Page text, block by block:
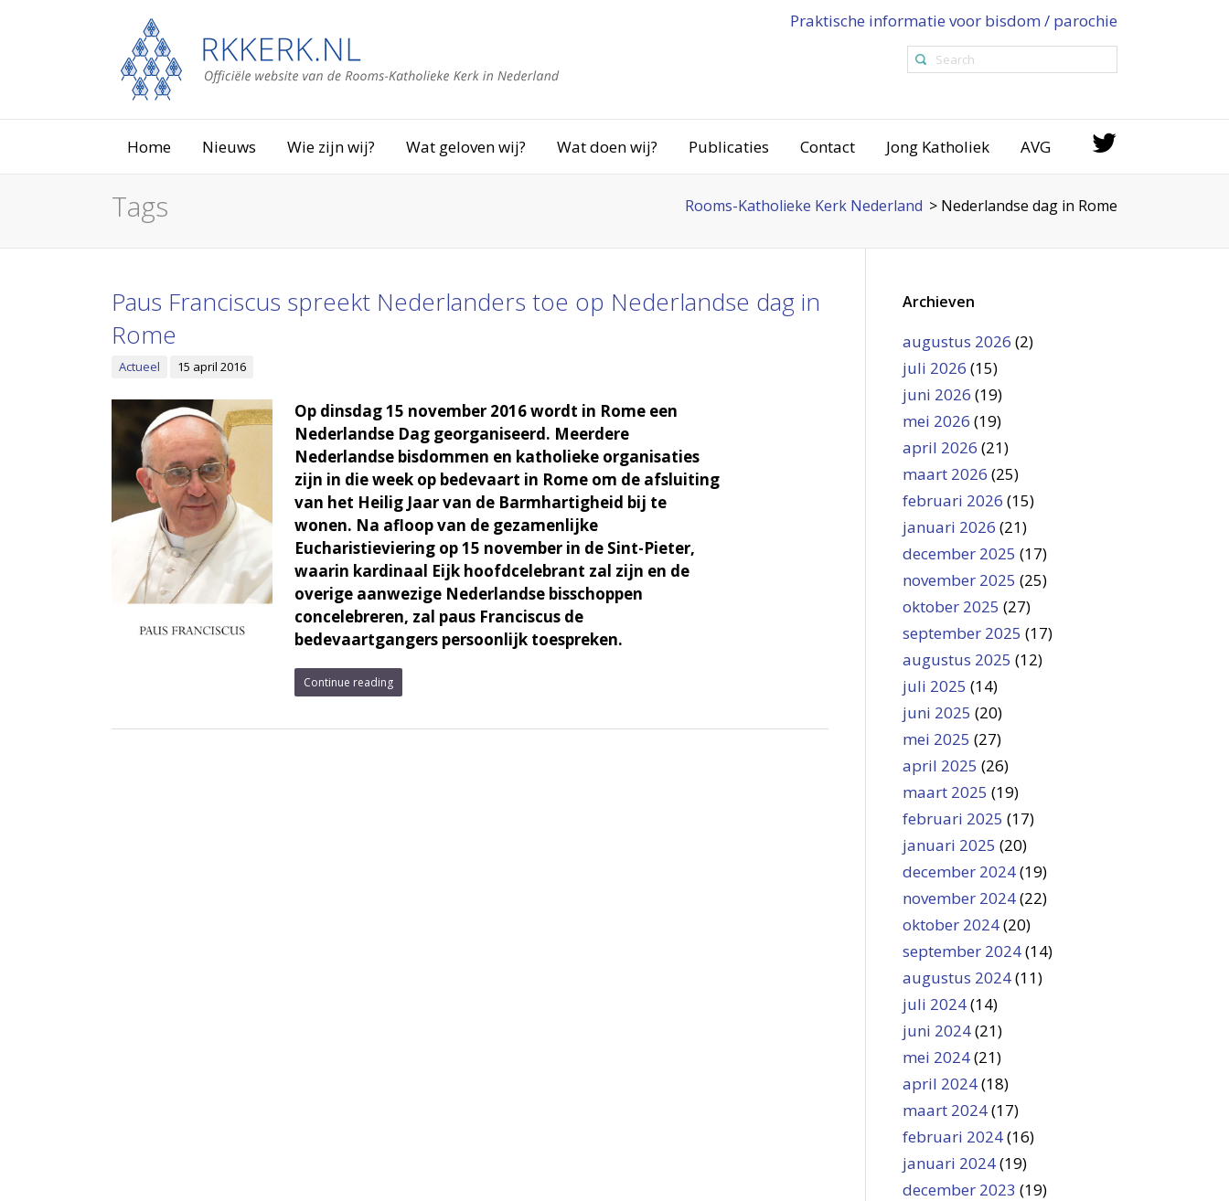
Praktische informatie voor bisdom / parochie
Home Nieuws Wie zijn wij? Wat geloven wij? Wat doen wij? Publicaties Contact Jong Katholiek AVG
Tags Rooms-Katholieke Kerk Nederland > Nederlandse dag in Rome
Paus Franciscus spreekt Nederlanders toe op Nederlandse dag in
Rome
Actueel 15 april 2016
Op dinsdag 15 november 2016 wordt in Rome een
Nederlandse Dag georganiseerd. Meerdere
Nederlandse bisdommen en katholieke organisaties
zijn in die week op bedevaart in Rome om de afsluiting
van het Heilig Jaar van de Barmhartigheid bij te
wonen. Na afloop van de gezamenlijke
Eucharistieviering op 15 november in de Sint-Pieter,
waarin kardinaal Eijk hoofdcelebrant zal zijn en de
overige aanwezige Nederlandse bisschoppen
concelebreren, zal paus Franciscus de
bedevaartgangers persoonlijk toespreken.
Continue reading
Archieven
augustus 2026 (2)
juli 2026 (15)
juni 2026 (19)
mei 2026 (19)
april 2026 (21)
maart 2026 (25)
februari 2026 (15)
januari 2026 (21)
december 2025 (17)
november 2025 (25)
oktober 2025 (27)
september 2025 (17)
augustus 2025 (12)
juli 2025 (14)
juni 2025 (20)
mei 2025 (27)
april 2025 (26)
maart 2025 (19)
februari 2025 (17)
januari 2025 (20)
december 2024(19)
november 2024(22)
oktober 2024(20)
september 2024(14)
augustus 2024(11)
juli 2024(14)
juni 2024(21)
mei 2024(21)
april 2024(18)
maart 2024(17)
februari 2024(16)
januari 2024(19)
december 2023 (19)